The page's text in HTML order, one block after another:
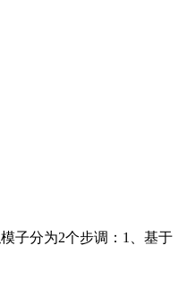
子分为2个步调：1、基于